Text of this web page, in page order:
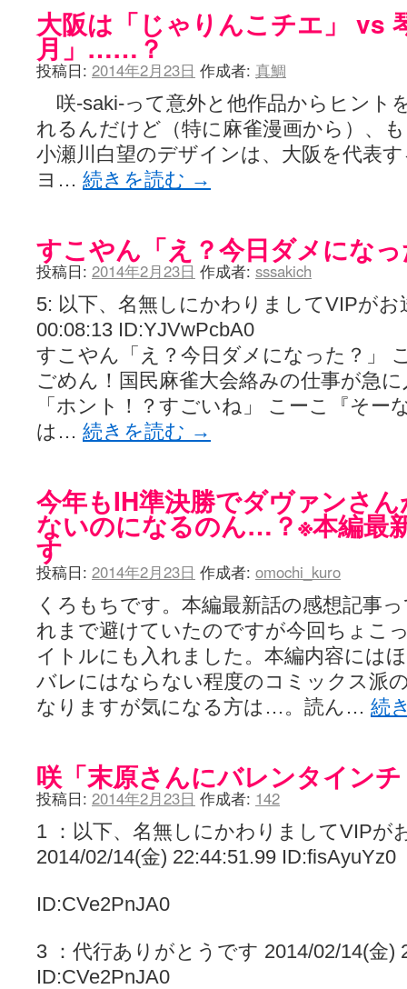
大阪は「じゃりんこチエ」 vs
月」……？
投稿日: 2014年2月23日 作成者: 真鯛
咲-saki-って意外と他作品からヒント
れるんだけど（特に麻雀漫画から）、
小瀬川白望のデザインは、大阪を代表
ヨ… 続きを読む →
すこやん「え？今日ダメにな
投稿日: 2014年2月23日 作成者: sssakich
5: 以下、名無しにかわりましてVIPがお
00:08:13 ID:YJVwPcbA0
すこやん「え？今日ダメになった？」
ごめん！国民麻雀大会絡みの仕事が急
「ホント！？すごいね」 こーこ『そー
は… 続きを読む →
今年もIH準決勝でダヴァンさ
ないのになるのん…？※本編最
す
投稿日: 2014年2月23日 作成者: omochi_kuro
くろもちです。本編最新話の感想記事
れまで避けていたのですが今回ちょこ
イトルにも入れました。本編内容には
バレにはならない程度のコミックス派
なりますが気になる方は…。読ん… 続
咲「末原さんにバレンタイン
投稿日: 2014年2月23日 作成者: 142
1 ：以下、名無しにかわりましてVIPが
2014/02/14(金) 22:44:51.99 ID:fisAyuYz0
ID:CVe2PnJA0
3 ：代行ありがとうです 2014/02/14(金)
ID:CVe2PnJA0